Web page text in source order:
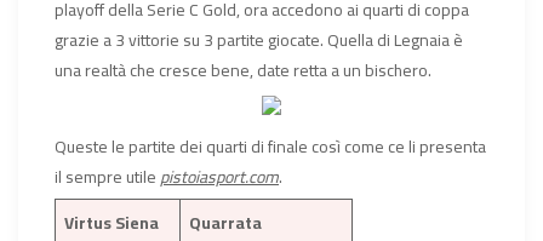
playoff della Serie C Gold, ora accedono ai quarti di coppa
grazie a 3 vittorie su 3 partite giocate. Quella di Legnaia è
una realtà che cresce bene, date retta a un bischero.
Queste le partite dei quarti di finale così come ce li presenta
il sempre utilepistoiasport.com.
Virtus Siena
Quarrata